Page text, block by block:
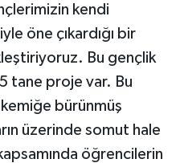
kendi
öne çıkardığı bir
Bu gençlik
tane proje var. Bu
bürünmüş
üzerinde somut hale
öğrencilerin